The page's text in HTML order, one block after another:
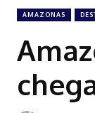
AMAZONAS